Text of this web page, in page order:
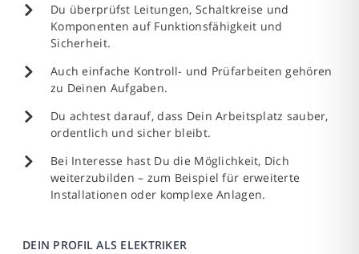
Du überprüfst Leitungen, Schaltkreise und
Komponenten auf Funktionsfähigkeit und
Sicherheit.
Auch einfache Kontroll- und Prüfarbeiten gehören
zu Deinen Aufgaben.
Du achtest darauf, dass Dein Arbeitsplatz sauber,
ordentlich und sicher bleibt.
Bei Interesse hast Du die Möglichkeit, Dich
weiterzubilden – zum Beispiel für erweiterte
Installationen oder komplexe Anlagen.
DEIN PROFIL ALS ELEKTRIKER